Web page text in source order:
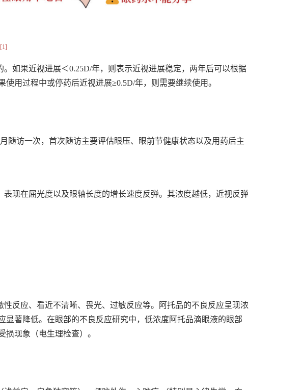
[1]
如果近视进展＜0.25D/年，则表示近视进展稳定，两年后可以根据
用过程中或停药后近视进展≥0.5D/年，则需要继续使用。
随访一次，首次随访主要评估眼压、眼前节健康状态以及用药后主
现在屈光度以及眼轴长度的增长速度反弹。其浓度越低，近视反弹
反应、看近不清晰、畏光、过敏反应等。阿托品的不良反应呈现浓
显著降低。在眼部的不良反应研究中，低浓度阿托品滴眼液的眼部
现象（电生理检查）。